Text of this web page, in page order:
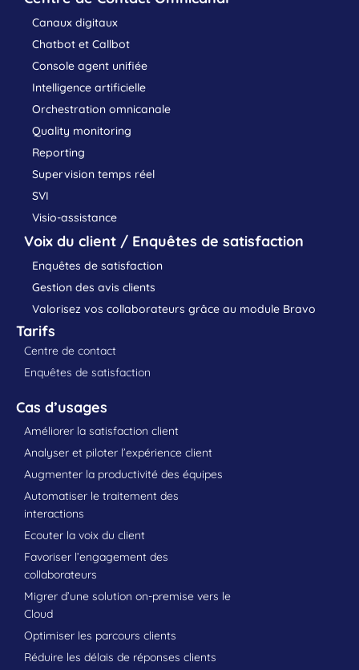
Canaux digitaux
Chatbot et Callbot
Console agent unifiée
Intelligence artificielle
Orchestration omnicanale
Quality monitoring
Reporting
Supervision temps réel
SVI
Visio-assistance
Voix du client / Enquêtes de satisfaction
Enquêtes de satisfaction
Gestion des avis clients
Valorisez vos collaborateurs grâce au module Bravo
Tarifs
Centre de contact
Enquêtes de satisfaction
Cas d’usages
Améliorer la satisfaction client
Analyser et piloter l’expérience client
Augmenter la productivité des équipes
Automatiser le traitement des
interactions
Ecouter la voix du client
Favoriser l’engagement des
collaborateurs
Migrer d’une solution on-premise vers le
Cloud
Optimiser les parcours clients
Réduire les délais de réponses clients